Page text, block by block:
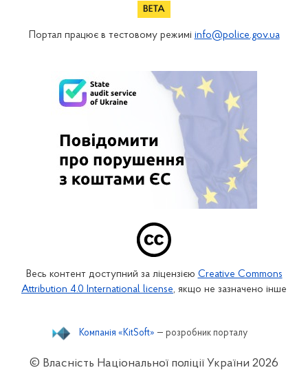
Портал працює в тестовому режимі info@police.gov.ua
Весь контент доступний за ліцензією Creative Commons
Attribution 4.0 International license, якщо не зазначено інше
© Власність Національної поліції України 2026
Компанія «KitSoft» — розробник порталу